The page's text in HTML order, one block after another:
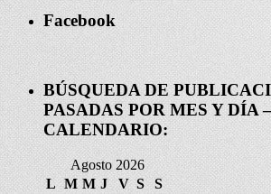
Facebook
BÚSQUEDA DE
PASADAS POR MES Y DÍA –
CALENDARIO:
Agosto 2026
L M M J V S S